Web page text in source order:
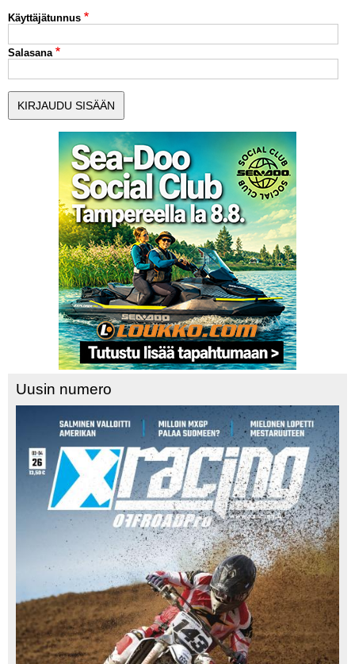
LUE DIGILEHDET
ASIAKASPALVELU JA
OHJEET
MEDIATIEDOT
YHTEYSTIEDOT
Käyttäjätunnus
Salasana
Uusin numero